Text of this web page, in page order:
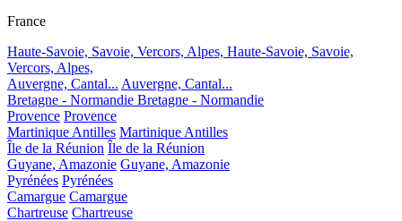
France
Haute-Savoie, Savoie, Vercors, Alpes, Haute-Savoie, Savoie,
Vercors, Alpes,
Auvergne, Cantal... Auvergne, Cantal...
Bretagne - Normandie Bretagne - Normandie
Provence Provence
Martinique Antilles Martinique Antilles
Île de la Réunion Île de la Réunion
Guyane, Amazonie Guyane, Amazonie
Pyrénées Pyrénées
Camargue Camargue
Chartreuse Chartreuse